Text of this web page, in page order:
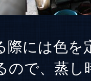
際には色を
ので、蒸し